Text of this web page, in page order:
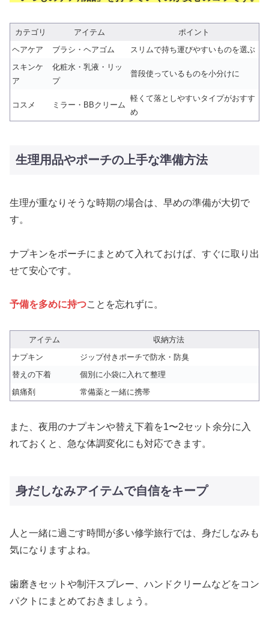
カテゴリ アイテム
ポイント
ヘアケア
ブラシ・ヘアゴム
スリムで持ち運びやすいものを選ぶ
スキンケ
ア
化粧水・乳液・リッ
プ
普段使っているものを小分けに
コスメ ミラー・BBクリーム
軽くて落としやすいタイプがおすす
め
生理用品やポーチの上手な準備方法
生理が重なりそうな時期の場合は、早めの準備が大切で
す。
ナプキンをポーチにまとめて入れておけば、すぐに取り出
せて安心です。
予備を多めに持つことを忘れずに。
アイテム
収納方法
ナプキン
ジップ付きポーチで防水・防臭
替えの下着
個別に小袋に入れて整理
鎮痛剤
常備薬と一緒に携帯
また、夜用のナプキンや替え下着を1〜2セット余分に入
れておくと、急な体調変化にも対応できます。
身だしなみアイテムで自信をキープ
人と一緒に過ごす時間が多い修学旅行では、身だしなみも
気になりますよね。
歯磨きセットや制汗スプレー、ハンドクリームなどをコン
パクトにまとめておきましょう。